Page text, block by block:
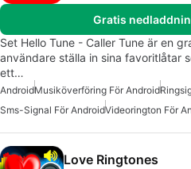
Gratis
Set Hello Tune - Caller Tune är en
användare ställa in sina favoritlåtar
ett…
AndroidMusiköverföring För Android
Sms-Signal För AndroidVideorington För
Love Ringtones